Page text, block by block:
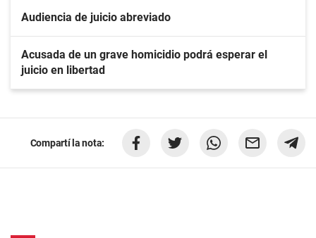
Audiencia de juicio abreviado
Acusada de un grave homicidio podrá esperar el
juicio en libertad
Compartí la nota: